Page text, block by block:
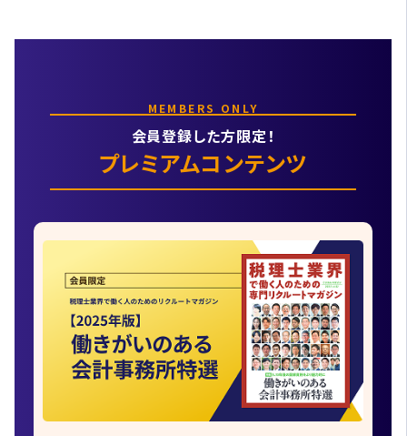
MEMBERS ONLY
会員登録した方限定！
プレミアムコンテンツ